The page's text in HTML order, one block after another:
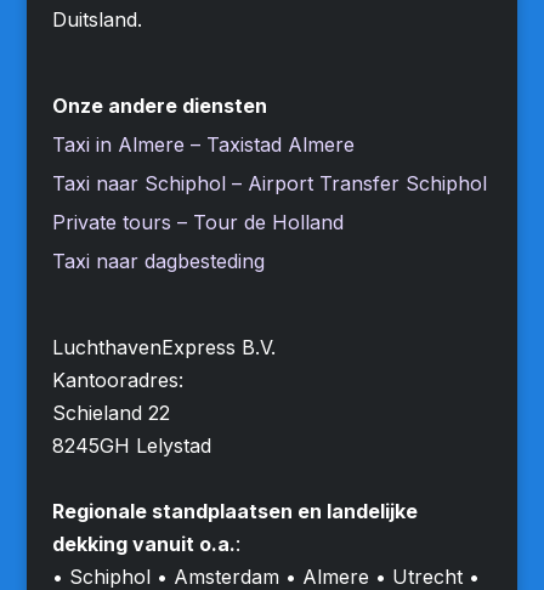
Duitsland.
Onze andere diensten
Taxi in Almere – Taxistad Almere
Taxi naar Schiphol – Airport Transfer Schiphol
Private tours – Tour de Holland
Taxi naar dagbesteding
LuchthavenExpress B.V.
Kantooradres:
Schieland 22
8245GH Lelystad
Regionale standplaatsen en landelijke
dekking vanuit o.a.:
• Schiphol • Amsterdam • Almere • Utrecht •